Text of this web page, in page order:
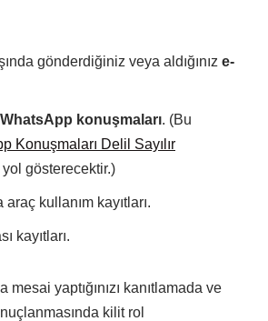
gönderdiğiniz veya aldığınız e-
WhatsApp konuşmaları. (Bu
Konuşmaları Delil Sayılır
yol gösterecektir.)
kullanım kayıtları.
kayıtları.
yaptığınızı kanıtlamada ve
kilit rol